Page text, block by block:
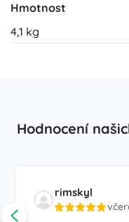
Hmotnost
4,1 kg
Hodnocení
rimskyl